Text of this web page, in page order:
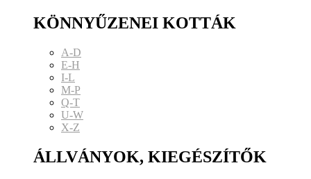
KÖNNYŰZENEI KOTTÁK
A-D
E-H
I-L
M-P
Q-T
U-W
X-Z
ÁLLVÁNYOK, KIEGÉSZÍTŐK